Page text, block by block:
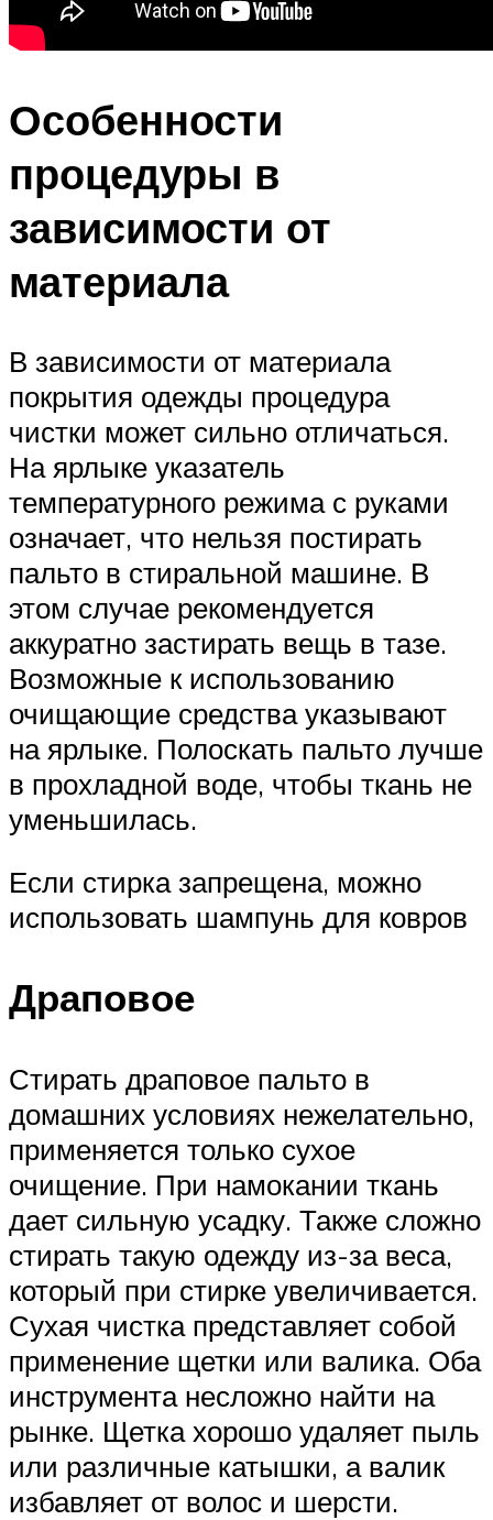
Особенности
процедуры в
зависимости от
материала
В зависимости от материала
покрытия одежды процедура
чистки может сильно отличаться.
На ярлыке указатель
температурного режима с руками
означает, что нельзя постирать
пальто в стиральной машине. В
этом случае рекомендуется
аккуратно застирать вещь в тазе.
Возможные к использованию
очищающие средства указывают
на ярлыке. Полоскать пальто лучше
в прохладной воде, чтобы ткань не
уменьшилась.
Если стирка запрещена, можно
использовать шампунь для ковров
Драповое
Стирать драповое пальто в
домашних условиях нежелательно,
применяется только сухое
очищение. При намокании ткань
дает сильную усадку. Также сложно
стирать такую одежду из-за веса,
который при стирке увеличивается.
Сухая чистка представляет собой
применение щетки или валика. Оба
инструмента несложно найти на
рынке. Щетка хорошо удаляет пыль
или различные катышки, а валик
избавляет от волос и шерсти.